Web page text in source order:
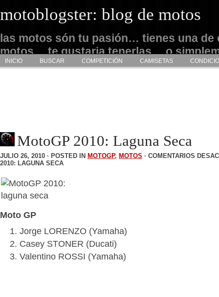
motoblogster: blog de motos
las motos són tu pasión… tienes una de
motos… te gustaria tenerlas… o
admirarlas… este es tu sitio
INICIO BUSCAR COMPETICIÓN CAMISETAS
MotoGP 2010: Laguna Seca
JULIO 26, 2010 · POSTED IN MOTOGP, MOTOS · COMENTARIOS
2010: LAGUNA SECA
Moto GP
Jorge LORENZO (Yamaha)
Casey STONER (Ducati)
Valentino ROSSI (Yamaha)